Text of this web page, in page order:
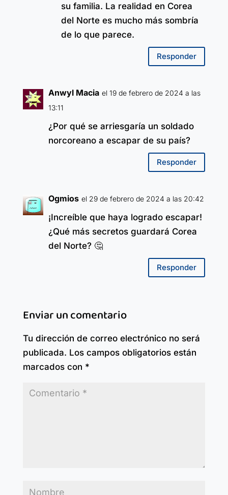
su familia. La realidad en Corea
del Norte es mucho más sombría
de lo que parece.
Responder
Anwyl Macia el 19 de febrero de 2024 a las
13:11
¿Por qué se arriesgaría un soldado
norcoreano a escapar de su país?
Responder
Ogmios el 29 de febrero de 2024 a las 20:42
¡Increíble que haya logrado escapar!
¿Qué más secretos guardará Corea
del Norte? 🤔
Responder
Enviar un comentario
Tu dirección de correo electrónico no será
publicada. Los campos obligatorios están
marcados con *